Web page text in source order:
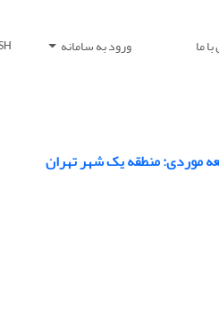
ما ورود به سامانه
موردی: منطقه یک شهر تهران